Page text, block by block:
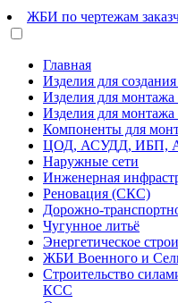
ЖБИ по чертежам
Главная
Изделия для
Изделия для
Изделия для монтажа
Компоненты для
ЦОД, АСУДД, ИБП,
Наружные сети
Инженерная
Реновация (СКС)
Дорожно-
Чугунное литьё
Энергетическое
ЖБИ Военного и
Строительство
КСС